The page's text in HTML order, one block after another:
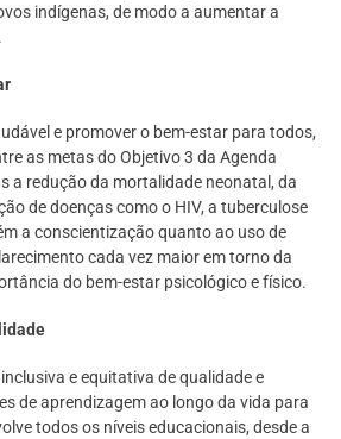
indígenas, de modo a aumentar a
e promover o bem-estar para todos,
as metas do Objetivo 3 da Agenda
a redução da mortalidade neonatal, da
de doenças como o HIV, a tuberculose
a conscientização quanto ao uso de
cada vez maior em torno da
do bem-estar psicológico e físico.
e equitativa de qualidade e
de aprendizagem ao longo da vida para
todos os níveis educacionais, desde a